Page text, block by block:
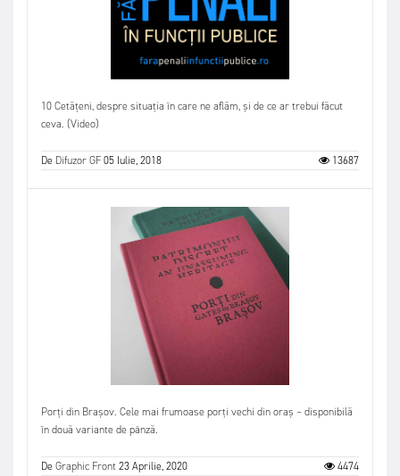
10 Cetățeni, despre situația în care ne aflăm, și de ce ar trebui făcut
ceva. (Video)
De Difuzor GF05 Iulie, 2018 13687
Porți din Brașov. Cele mai frumoase porți vechi din oraș – disponibilă
în două variante de pânză.
DeGraphic Front23 Aprilie, 2020 4474